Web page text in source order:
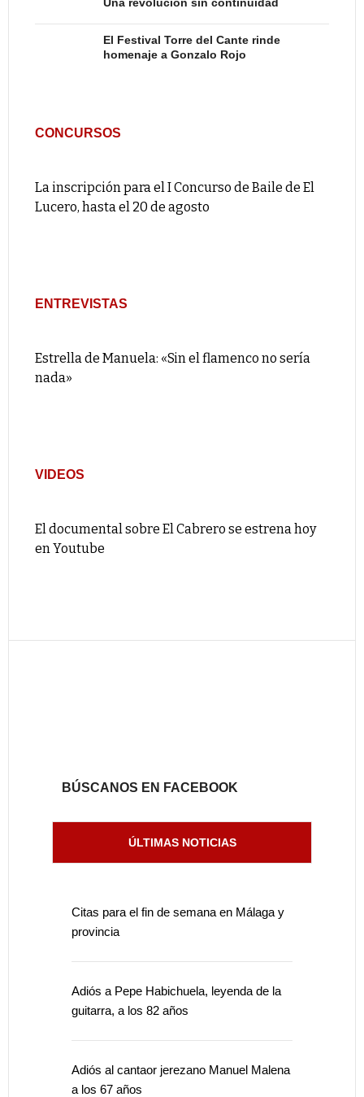
El Festival Torre del Cante rinde
homenaje a Gonzalo Rojo
CONCURSOS
La inscripción para el I Concurso de Baile de El
Lucero, hasta el 20 de agosto
ENTREVISTAS
Estrella de Manuela: «Sin el flamenco no sería
nada»
VIDEOS
El documental sobre El Cabrero se estrena hoy
en Youtube
BÚSCANOS EN FACEBOOK
ÚLTIMAS NOTICIAS
Citas para el fin de semana en Málaga y
provincia
Adiós a Pepe Habichuela, leyenda de la
guitarra, a los 82 años
Adiós al cantaor jerezano Manuel Malena
a los 67 años